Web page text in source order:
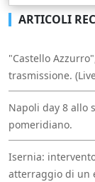
ARTICOLI
"Castello
trasmissione.
Napoli day 8 allo
pomeridiano.
Isernia:
atterraggio di un